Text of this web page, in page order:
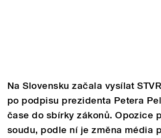
Na Slovensku začala vysílat
po podpisu prezidenta Petera
čase do sbírky zákonů. Opozice
soudu, podle ní je změna média